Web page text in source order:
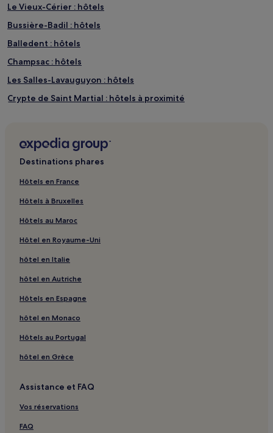
Le Vieux-Cérier : hôtels
Bussière-Badil : hôtels
Balledent : hôtels
Champsac : hôtels
Les Salles-Lavauguyon : hôtels
Crypte de Saint Martial : hôtels à proximité
Mazières : hôtels
Saint-Bazile : hôtels
Blanzac : hôtels
Lavignac : hôtels
La Croix-sur-Gartempe : hôtels
Berneuil : hôtels
Saint-Barbant : hôtels
Site Corot : hôtels à proximité
Saint-Junien : hôtels Hôtels avec parking
Saint-Junien : hôtels
Gare de Solignac - Le Vigen : hôtels à proximité
Brigueuil : hôtels
Bellac : hôtels
Destinations phares
Hôtels en France
Hôtels à Bruxelles
Hôtels au Maroc
Hôtel en Royaume-Uni
hôtel en Italie
hôtel en Autriche
Hôtels en Espagne
hôtel en Monaco
Hôtels au Portugal
hôtel en Grèce
Assistance et FAQ
Vos réservations
FAQ